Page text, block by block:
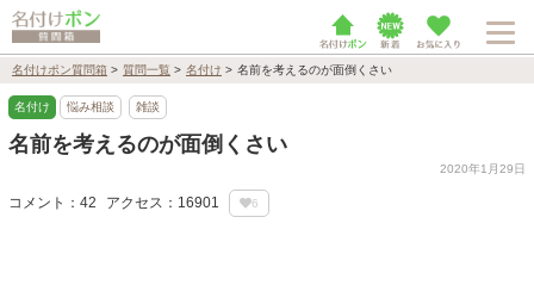
名付けポン質問箱 > 質問一覧 > 名付け > 名前を考えるのが面倒くさい
名付け 悩み相談 雑談
名前を考えるのが面倒くさい
2020年1月29日
コメント：42 アクセス：16901 6